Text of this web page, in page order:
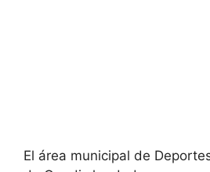
El área municipal de